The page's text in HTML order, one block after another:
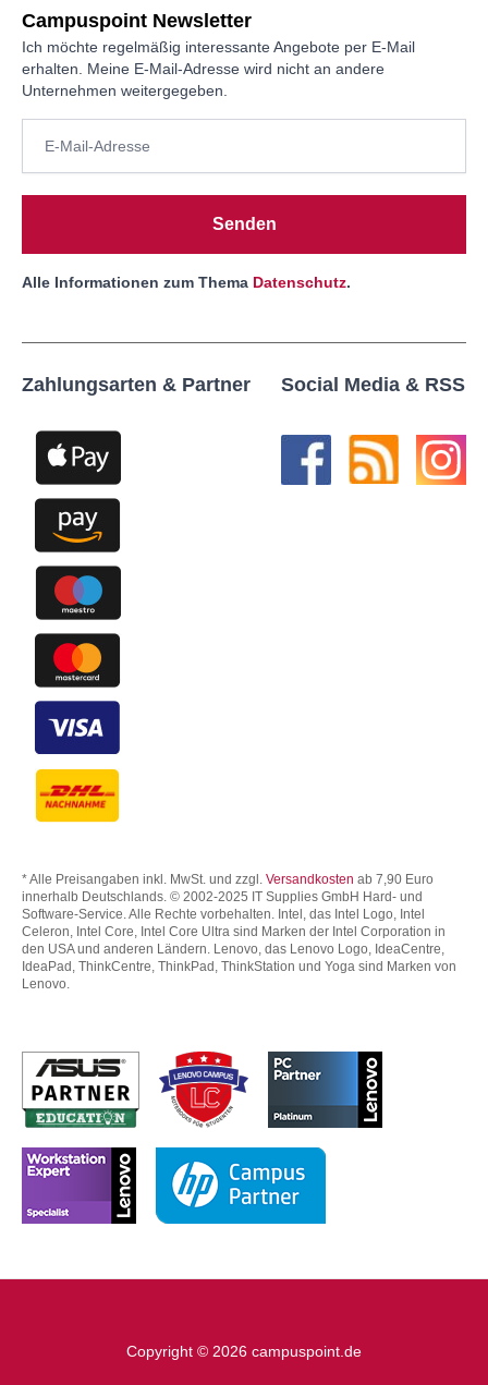
Campuspoint Newsletter
Ich möchte regelmäßig interessante Angebote per E-Mail
erhalten. Meine E-Mail-Adresse wird nicht an andere
Unternehmen weitergegeben.
Senden
Alle Informationen zum Thema Datenschutz.
Zahlungsarten & Partner Social Media & RSS
* Alle Preisangaben inkl. MwSt. und zzgl. Versandkosten ab 7,90 Euro
innerhalb Deutschlands. © 2002-2025 IT Supplies GmbH Hard- und
Software-Service. Alle Rechte vorbehalten. Intel, das Intel Logo, Intel
Celeron, Intel Core, Intel Core Ultra sind Marken der Intel Corporation in
den USA und anderen Ländern. Lenovo, das Lenovo Logo, IdeaCentre,
IdeaPad, ThinkCentre, ThinkPad, ThinkStation und Yoga sind Marken von
Lenovo.
Copyright © 2026 campuspoint.de